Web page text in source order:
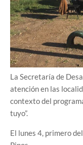
La Secretaría de
atención en las
contexto del
tuyo”.
El lunes 4, primero